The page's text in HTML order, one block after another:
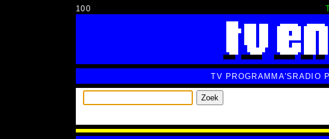
100
TV PROGRAMMA'S RADIO
Zoek